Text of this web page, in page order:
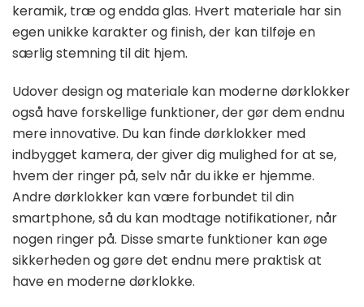
keramik, træ og endda glas. Hvert materiale har sin
egen unikke karakter og finish, der kan tilføje en
særlig stemning til dit hjem.
Udover design og materiale kan moderne dørklokker
også have forskellige funktioner, der gør dem endnu
mere innovative. Du kan finde dørklokker med
indbygget kamera, der giver dig mulighed for at se,
hvem der ringer på, selv når du ikke er hjemme.
Andre dørklokker kan være forbundet til din
smartphone, så du kan modtage notifikationer, når
nogen ringer på. Disse smarte funktioner kan øge
sikkerheden og gøre det endnu mere praktisk at
have en moderne dørklokke.